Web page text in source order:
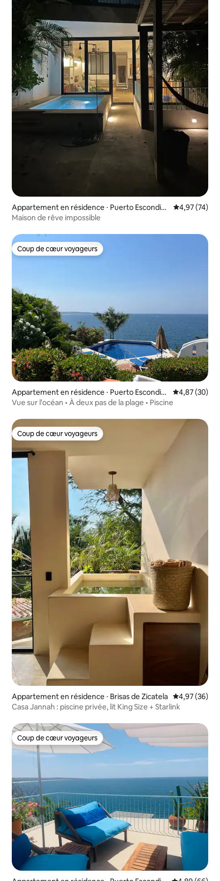
Appartement en résidence ⋅ Puerto Escondid
o
Évaluation
4,97 (74)
Maison de rêve impossible
Coup de cœur voyageurs
Coup de cœur voyageurs
Appartement en résidence ⋅ Puerto Escondid
o
Évaluation
4,87 (30)
Vue sur l'océan • À deux pas de la plage • Piscine
Coup de cœur voyageurs
Coup de cœur voyageurs
Appartement en résidence ⋅ Brisas de Zicatela Évaluation
4,97 (36)
Casa Jannah : piscine privée, lit King Size + Starlink
Coup de cœur voyageurs
Coup de cœur voyageurs